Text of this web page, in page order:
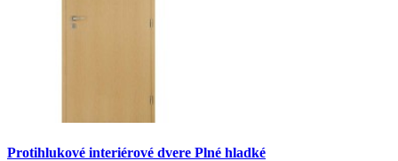
Protihlukové interiérové ​​dvere Plné hladké